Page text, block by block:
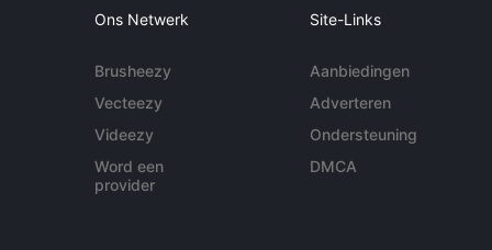
Ons Netwerk
Brusheezy
Vecteezy
Videezy
Word een
provider
Site-Links
Aanbiedingen
Adverteren
Ondersteuning
DMCA